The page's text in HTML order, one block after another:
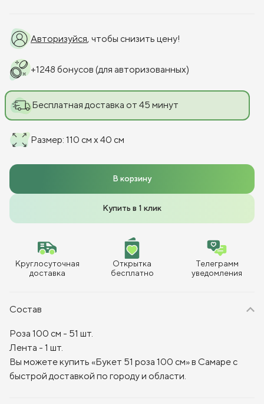
Авторизуйся, чтобы снизить цену!
+1248 бонусов (для авторизованных)
Бесплатная доставка от 45 минут
Размер: 110 см x 40 см
В корзину
Купить в 1 клик
Круглосуточная
доставка
Открытка
бесплатно
Телеграмм
уведомления
Состав
Роза 100 см - 51 шт.
Лента - 1 шт.
Вы можете купить «Букет 51 роза 100 см» в Самаре с
быстрой доставкой по городу и области.